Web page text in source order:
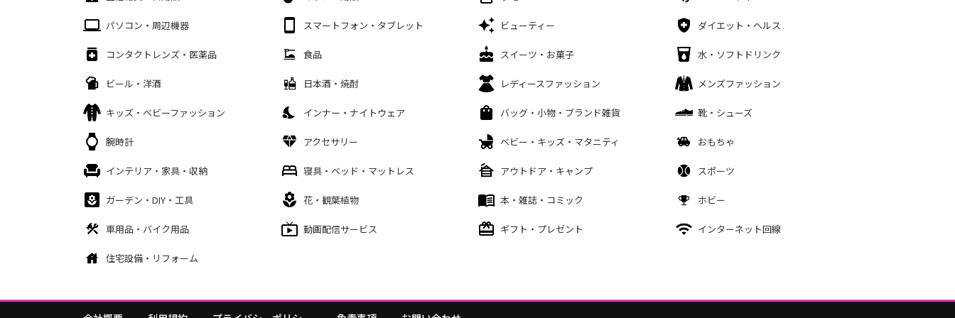
パソコン・周辺機器 スマートフォン・タブレット ビューティー ダイエット・ヘルス
コンタクトレンズ・医薬品 食品 スイーツ・お菓子 水・ソフトドリンク
ビール・洋酒 日本酒・焼酎 レディースファッション メンズファッション
キッズ・ベビーファッション インナー・ナイトウェア バッグ・小物・ブランド雑貨 靴・シューズ
腕時計 アクセサリー ベビー・キッズ・マタニティ おもちゃ
インテリア・家具・収納 寝具・ベッド・マットレス アウトドア・キャンプ スポーツ
ガーデン・DIY・工具 花・観葉植物 本・雑誌・コミック ホビー
車用品・バイク用品 動画配信サービス ギフト・プレゼント インターネット回線
住宅設備・リフォーム